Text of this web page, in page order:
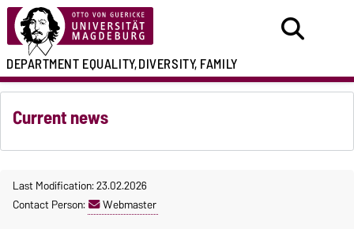
DEPARTMENTEQUALITY,DIVERSITY, FAMILY
Current news
Last Modification: 23.02.2026
Contact Person:
Webmaster